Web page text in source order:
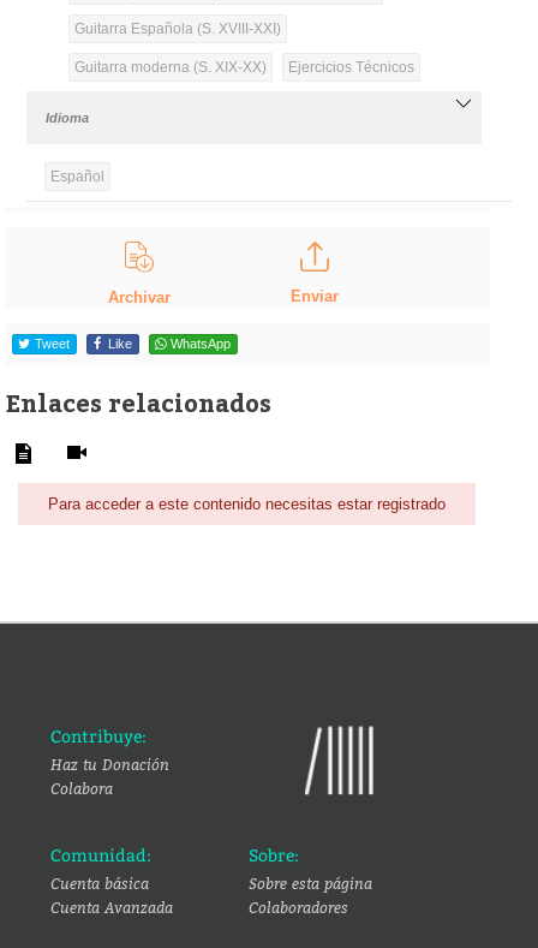
Guitarra Española (S. XVIII-XXI)
Guitarra moderna (S. XIX-XX) Ejercicios Técnicos
Idioma
Español
Archivar Enviar
Tweet Like WhatsApp
Enlaces relacionados
Para acceder a este contenido necesitas estar registrado
Contribuye:
Haz tu Donación
Colabora
Comunidad:
Cuenta básica
Cuenta Avanzada
Sobre:
Sobre esta página
Colaboradores